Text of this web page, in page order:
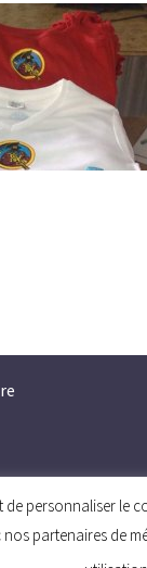
de personnaliser le
partenaires de